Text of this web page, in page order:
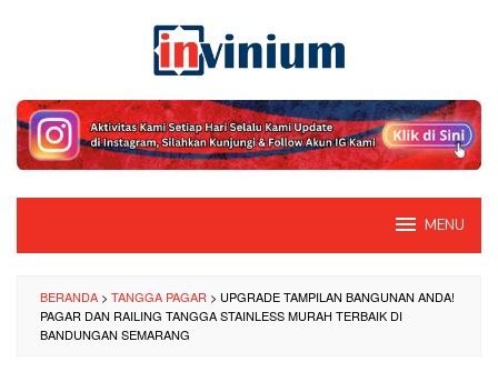
MENU
BERANDA > TANGGA PAGAR > UPGRADE TAMPILAN BANGUNAN ANDA!
PAGAR DAN RAILING TANGGA STAINLESS MURAH TERBAIK DI
BANDUNGAN SEMARANG